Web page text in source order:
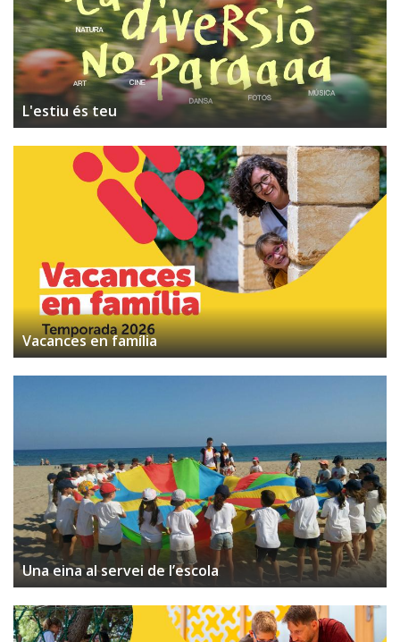
L'estiu és teu
Vacances en família
Una eina al servei de l’escola